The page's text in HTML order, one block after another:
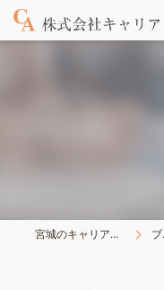
宮城のキャリアは株式会社キャリアアシスト ブログ